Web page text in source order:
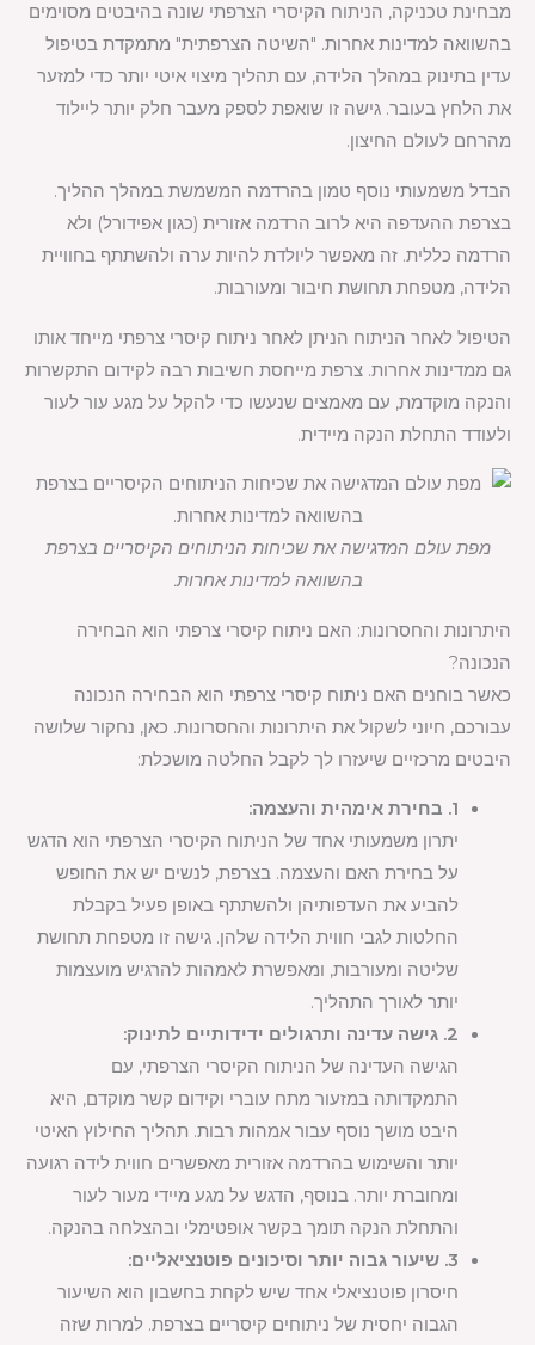
מבחינת טכניקה, הניתוח הקיסרי הצרפתי שונה בהיבטים מסוימים
בהשוואה למדינות אחרות. "השיטה הצרפתית" מתמקדת בטיפול
עדין בתינוק במהלך הלידה, עם תהליך מיצוי איטי יותר כדי למזער
את הלחץ בעובר. גישה זו שואפת לספק מעבר חלק יותר ליילוד
מהרחם לעולם החיצון.
הבדל משמעותי נוסף טמון בהרדמה המשמשת במהלך ההליך.
בצרפת ההעדפה היא לרוב הרדמה אזורית (כגון אפידורל) ולא
הרדמה כללית. זה מאפשר ליולדת להיות ערה ולהשתתף בחוויית
הלידה, מטפחת תחושת חיבור ומעורבות.
הטיפול לאחר הניתוח הניתן לאחר ניתוח קיסרי צרפתי מייחד אותו
גם ממדינות אחרות. צרפת מייחסת חשיבות רבה לקידום התקשרות
והנקה מוקדמת, עם מאמצים שנעשו כדי להקל על מגע עור לעור
ולעודד התחלת הנקה מיידית.
מפת עולם המדגישה את שכיחות הניתוחים הקיסריים בצרפת
בהשוואה למדינות אחרות.
היתרונות והחסרונות: האם ניתוח קיסרי צרפתי הוא הבחירה
הנכונה?
כאשר בוחנים האם ניתוח קיסרי צרפתי הוא הבחירה הנכונה
עבורכם, חיוני לשקול את היתרונות והחסרונות. כאן, נחקור שלושה
היבטים מרכזיים שיעזרו לך לקבל החלטה מושכלת:
1. בחירת אימהית והעצמה:
יתרון משמעותי אחד של הניתוח הקיסרי הצרפתי הוא הדגש
על בחירת האם והעצמה. בצרפת, לנשים יש את החופש
להביע את העדפותיהן ולהשתתף באופן פעיל בקבלת
החלטות לגבי חווית הלידה שלהן. גישה זו מטפחת תחושת
שליטה ומעורבות, ומאפשרת לאמהות להרגיש מועצמות
יותר לאורך התהליך.
2. גישה עדינה ותרגולים ידידותיים לתינוק:
הגישה העדינה של הניתוח הקיסרי הצרפתי, עם
התמקדותה במזעור מתח עוברי וקידום קשר מוקדם, היא
היבט מושך נוסף עבור אמהות רבות. תהליך החילוץ האיטי
יותר והשימוש בהרדמה אזורית מאפשרים חווית לידה רגועה
ומחוברת יותר. בנוסף, הדגש על מגע מיידי מעור לעור
והתחלת הנקה תומך בקשר אופטימלי ובהצלחה בהנקה.
3. שיעור גבוה יותר וסיכונים פוטנציאליים:
חיסרון פוטנציאלי אחד שיש לקחת בחשבון הוא השיעור
הגבוה יחסית של ניתוחים קיסריים בצרפת. למרות שזה